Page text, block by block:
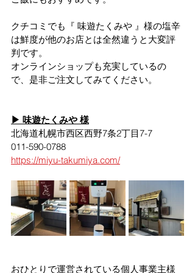
クチコミでも『 味遊たくみや 』様の塩辛
は鮮度が他のお店とは全然違うと大変評
判です。
オンラインショップも充実しているの
で、是非ご注文してみてください。
▶ 味遊たくみや 様
北海道札幌市西区西野7条2丁目7-7
011-590-0788
https://miyu-takumiya.com/
おひとりで運営されている個人事業主様